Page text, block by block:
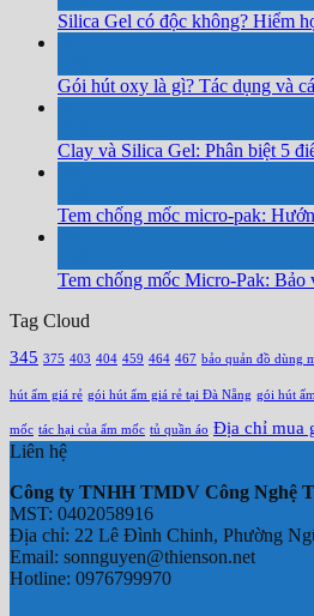
Silica Gel có độc không? Hiểm
Gói hút oxy là gì? Tác dụng và
Clay và Silica Gel: Phân biệt 5
Tem chống mốc micro-pak:
Tem chống mốc Micro-Pak: Bảo
Tag Cloud
345 375 403 404 459 464 467 bảo quản đồ dùng
hút ẩm giá rẻ gói hút ẩm giá rẻ tại Đà Nẵng gói hút
mốc tác hại của ẩm mốc tủ quần áo Địa chỉ mua
Liên hệ
Công ty TNHH TMDV Công Nghệ
MST: 0402058916
Địa chỉ: 22 Lê Đình Chinh, Phường
Email: sonnguyen@thienson.net
Hotline: 0976799970